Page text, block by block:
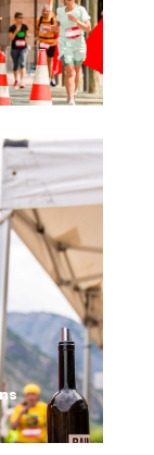
de
celles et
ou à
?!